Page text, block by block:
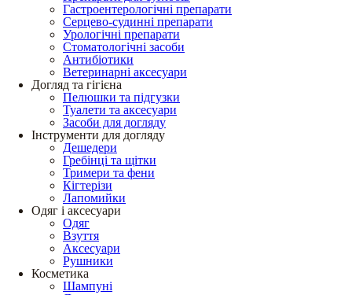
Гастроентерологічні препарати
Серцево-судинні препарати
Урологічні препарати
Стоматологічні засоби
Антибіотики
Ветеринарні аксесуари
Догляд та гігієна
Пелюшки та підгузки
Туалети та аксесуари
Засоби для догляду
Інструменти для догляду
Дешедери
Гребінці та щітки
Тримери та фени
Кігтерізи
Лапомийки
Одяг і аксесуари
Одяг
Взуття
Аксесуари
Рушники
Косметика
Шампуні